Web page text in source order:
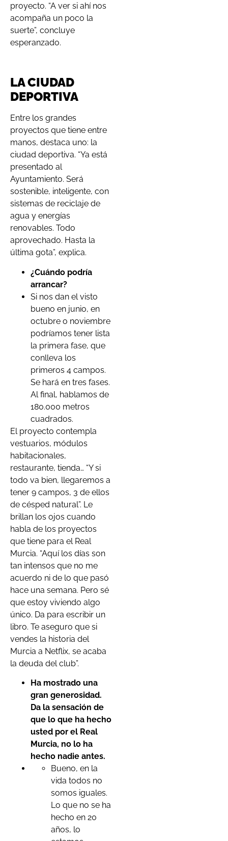
proyecto. “A ver si ahí nos
acompaña un poco la
suerte”, concluye
esperanzado.
LA CIUDAD
DEPORTIVA
Entre los grandes
proyectos que tiene entre
manos, destaca uno: la
ciudad deportiva. “Ya está
presentado al
Ayuntamiento. Será
sostenible, inteligente, con
sistemas de reciclaje de
agua y energías
renovables. Todo
aprovechado. Hasta la
última gota”, explica.
¿Cuándo podría
arrancar?
Si nos dan el visto
bueno en junio, en
octubre o noviembre
podríamos tener lista
la primera fase, que
conlleva los
primeros 4 campos.
Se hará en tres fases.
Al final, hablamos de
180.000 metros
cuadrados.
El proyecto contempla
vestuarios, módulos
habitacionales,
restaurante, tienda… “Y si
todo va bien, llegaremos a
tener 9 campos, 3 de ellos
de césped natural”. Le
brillan los ojos cuando
habla de los proyectos
que tiene para el Real
Murcia. “Aquí los días son
tan intensos que no me
acuerdo ni de lo que pasó
hace una semana. Pero sé
que estoy viviendo algo
único. Da para escribir un
libro. Te aseguro que si
vendes la historia del
Murcia a Netflix, se acaba
la deuda del club”.
Ha mostrado una
gran generosidad.
Da la sensación de
que lo que ha hecho
usted por el Real
Murcia, no lo ha
hecho nadie antes.
Bueno, en la
vida todos no
somos iguales.
Lo que no se ha
hecho en 20
años, lo